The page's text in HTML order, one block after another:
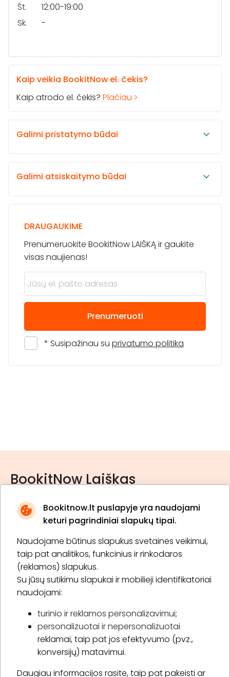
Bookitnow.lt puslapyje yra naudojami
keturi pagrindiniai slapukų tipai.
Naudojame būtinus slapukus svetainės veikimui,
taip pat analitikos, funkcinius ir rinkodaros
(reklamos) slapukus.
Su jūsų sutikimu slapukai ir mobilieji identifikatoriai
naudojami:
turinio ir reklamos personalizavimui;
personalizuotai ir nepersonalizuotai
reklamai, taip pat jos efektyvumo (pvz.,
konversijų) matavimui.
Daugiau informacijos rasite, taip pat pakeisti ar
Št.
12:00-19:00
Sk.
-
Kaip veikia BookitNow el. čekis?
Kaip atrodo el. čekis? Plačiau
Galimi pristatymo būdai
Galimi atsiskaitymo būdai
DRAUGAUKIME
Prenumeruokite BookitNow LAIŠKĄ ir gaukite
visas naujienas!
Prenumeruoti
* Susipažinau su privatumo politika
BookitNow Laiškas
* Susipažinau su privatumo politika
Prenumeruoti
Apie „BookitNow“
Informacija